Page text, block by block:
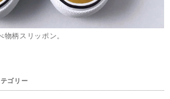
柄スリッポン。
ゴリー